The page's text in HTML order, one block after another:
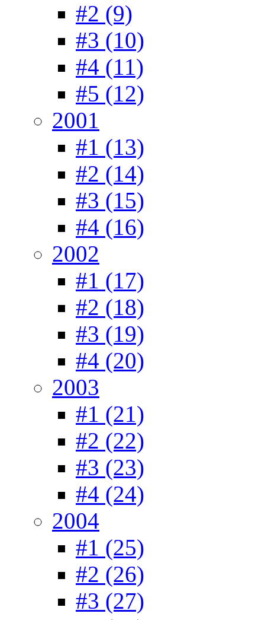
#2 (9)
#3 (10)
#4 (11)
#5 (12)
2001
#1 (13)
#2 (14)
#3 (15)
#4 (16)
2002
#1 (17)
#2 (18)
#3 (19)
#4 (20)
2003
#1 (21)
#2 (22)
#3 (23)
#4 (24)
2004
#1 (25)
#2 (26)
#3 (27)